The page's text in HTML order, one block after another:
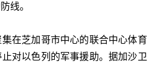
线。
在芝加哥市中心的联合中心体育
对以色列的军事援助。据加沙卫